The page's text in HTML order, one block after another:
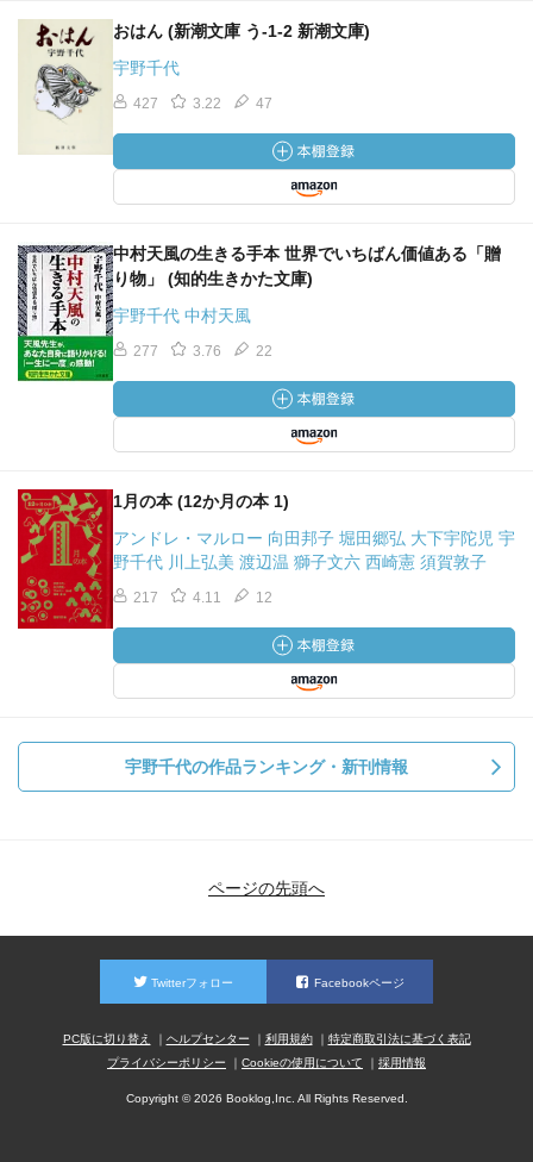
おはん (新潮文庫 う-1-2 新潮文庫)
宇野千代
427 3.22 47
中村天風の生きる手本 世界でいちばん価値ある「贈
り物」 (知的生きかた文庫)
宇野千代 中村天風
277 3.76 22
1月の本 (12か月の本 1)
アンドレ・マルロー 向田邦子 堀田郷弘 大下宇陀児 宇
野千代 川上弘美 渡辺温 獅子文六 西崎憲 須賀敦子
217 4.11 12
宇野千代の作品ランキング・新刊情報
ページの先頭へ
Twitterフォロー Facebookページ
PC版に切り替え ヘルプセンター 利用規約
特定商取引法に基づく表記
プライバシーポリシー
Cookieの使用について 採用情報
Copyright © 2026 Booklog,Inc. All Rights Reserved.